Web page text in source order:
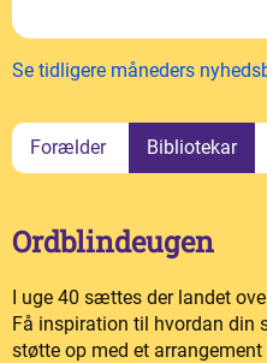
Se tidligere måneders
Forælder Bibliotekar
Ordblindeugen
I uge 40 sættes der landet
Få inspiration til hvordan din
støtte op med et